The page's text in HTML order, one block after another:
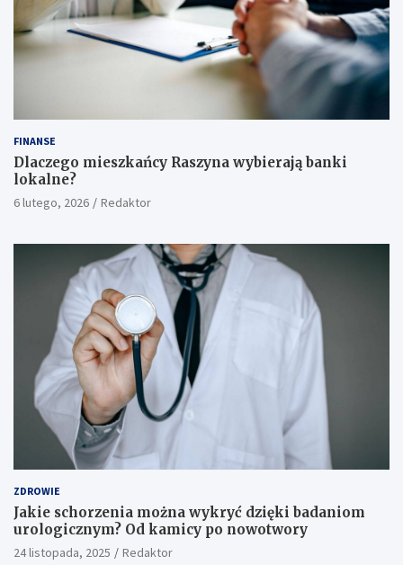
FINANSE
Dlaczego mieszkańcy Raszyna wybierają banki
lokalne?
6 lutego, 2026 Redaktor
ZDROWIE
Jakie schorzenia można wykryć dzięki badaniom
urologicznym? Od kamicy po nowotwory
24 listopada, 2025 Redaktor